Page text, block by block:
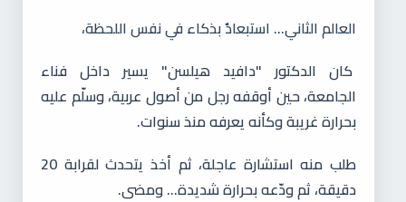
العالم الثاني... استبعادٌ بذكاء في نفس اللحظة،
كان الدكتور "دافيد هيلسن" يسير داخل فناء
الجامعة، حين أوقفه رجل من أصول عربية، وسلّم عليه
بحرارة غريبة وكأنه يعرفه منذ سنوات.
طلب منه استشارة عاجلة، ثم أخذ يتحدث لقرابة 20
دقيقة، ثم ودّعه بحرارة شديدة... ومضى.